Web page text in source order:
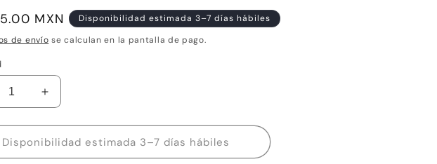
MXN
Disponibilidad estimada 3–7 días hábiles
de envío se calculan en la pantalla de pago.
Aumentar
cantidad
para
Navaja
Victorinox
Disponibilidad estimada 3–7 días hábiles